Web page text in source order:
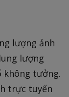
lượng ảnh
lượng
không tưởng.
trực tuyến